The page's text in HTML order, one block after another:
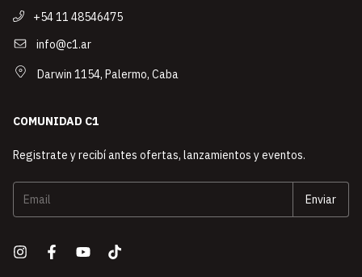
+54 11 48546475
info@c1.ar
Darwin 1154, Palermo, Caba
COMUNIDAD C1
Registrate y recibí antes ofertas, lanzamientos y eventos.